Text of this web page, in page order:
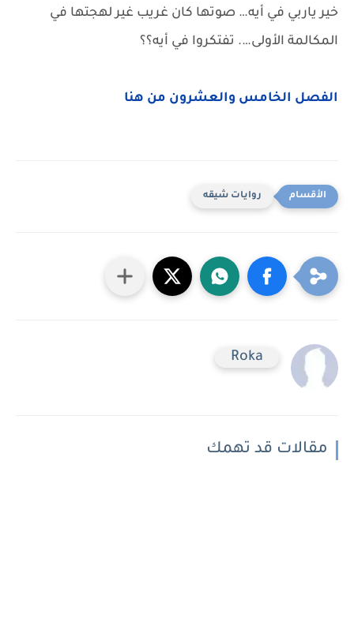
خير ياربي في أيه… صوتها كان غريب غير لهجتها في
المكالمة الأولى…. تفتكروا في أيه؟؟
الفصل الخامس والعشرون من هنا
روايات شيقه
Roka
مقالات قد تهمك